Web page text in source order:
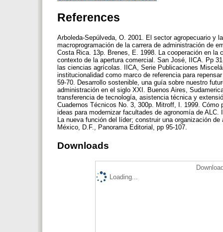
References
Arboleda-Sepúlveda, O. 2001. El sector agropecuario y
macroprogramación de la carrera de administración de
Costa Rica. 13p. Brenes, E. 1998. La cooperación en la
contexto de la apertura comercial. San José, IICA. Pp
las ciencias agrícolas. IICA, Serie Publicaciones
institucionalidad como marco de referencia para
59-70. Desarrollo sostenible, una guía sobre nuestro
administración en el siglo XXI. Buenos Aires,
transferencia de tecnología, asistencia técnica y
Cuadernos Técnicos No. 3, 300p. Mitroff, I. 1999.
ideas para modernizar facultades de agronomía de
La nueva función del líder; construir una organización
México, D.F., Panorama Editorial, pp 95-107.
Downloads
Loading...